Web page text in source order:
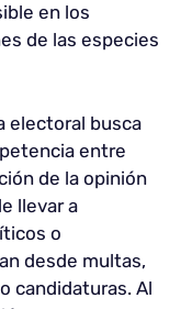
en los
de las especies
electoral busca
entre
de la opinión
llevar a
o
desde multas,
candidaturas. Al